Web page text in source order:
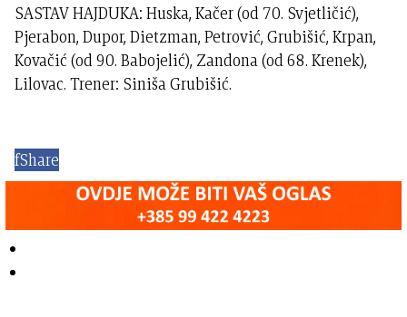
SASTAV HAJDUKA: Huska, Kačer (od 70. Svjetličić),
Pjerabon, Dupor, Dietzman, Petrović, Grubišić, Krpan,
Kovačić (od 90. Babojelić), Zandona (od 68. Krenek),
Lilovac. Trener: Siniša Grubišić.
fShare